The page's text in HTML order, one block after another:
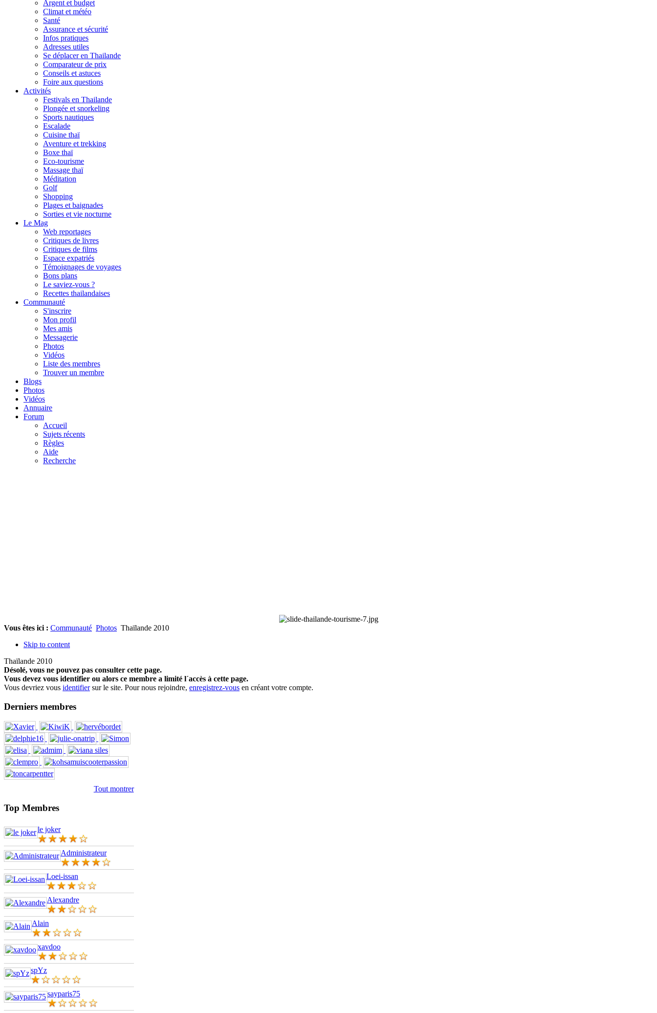
Argent et budget
Climat et météo
Santé
Assurance et sécurité
Infos pratiques
Adresses utiles
Se déplacer en Thailande
Comparateur de prix
Conseils et astuces
Foire aux questions
Activités
Festivals en Thailande
Plongée et snorkeling
Sports nautiques
Escalade
Cuisine thaï
Aventure et trekking
Boxe thaï
Eco-tourisme
Massage thaï
Méditation
Golf
Shopping
Plages et baignades
Sorties et vie nocturne
Le Mag
Web reportages
Critiques de livres
Critiques de films
Espace expatriés
Témoignages de voyages
Bons plans
Le saviez-vous ?
Recettes thailandaises
Communauté
S'inscrire
Mon profil
Mes amis
Messagerie
Photos
Vidéos
Liste des membres
Trouver un membre
Blogs
Photos
Vidéos
Annuaire
Forum
Accueil
Sujets récents
Règles
Aide
Recherche
Vous êtes ici : Communauté Photos Thaïlande 2010
Skip to content
Thaïlande 2010
Désolé, vous ne pouvez pas consulter cette page.
Vous devez vous identifier ou alors ce membre a limité l´accès à cette page.
Vous devriez vous identifiersur le site. Pour nous rejoindre, enregistrez-vous en créant votre compte.
Derniers membres
Tout montrer
Top Membres
le joker
Administrateur
Loei-issan
Alexandre
Alain
xavdoo
spYz
sayparis75